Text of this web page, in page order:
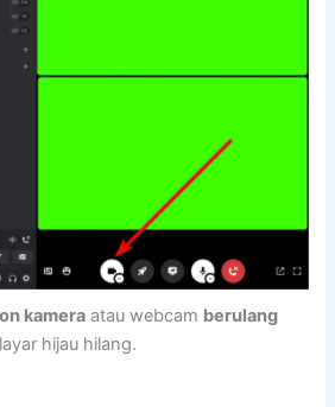
kamera atau webcam berulang
hijau hilang.